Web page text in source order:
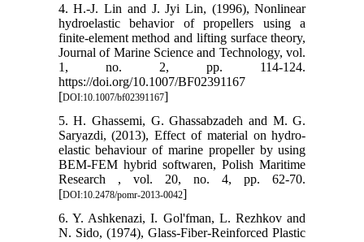
4. H.-J. Lin and J. Jyi Lin, (1996), Nonlinear
hydroelastic behavior of propellers using a
finite-element method and lifting surface theory,
Journal of Marine Science and Technology, vol.
1, no. 2, pp. 114-124.
https://doi.org/10.1007/BF02391167
[DOI:10.1007/bf02391167]
5. H. Ghassemi, G. Ghassabzadeh and M. G.
Saryazdi, (2013), Effect of material on hydro-
elastic behaviour of marine propeller by using
BEM-FEM hybrid softwaren, Polish Maritime
Research , vol. 20, no. 4, pp. 62-70.
[DOI:10.2478/pomr-2013-0042]
6. Y. Ashkenazi, I. Gol'fman, L. Rezhkov and
N. Sido, (1974), Glass-Fiber-Reinforced Plastic